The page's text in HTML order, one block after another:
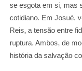
se esgota em si, mas
cotidiano. Em Josué,
Reis, a tensão entre
ruptura. Ambos, de
história da salvação